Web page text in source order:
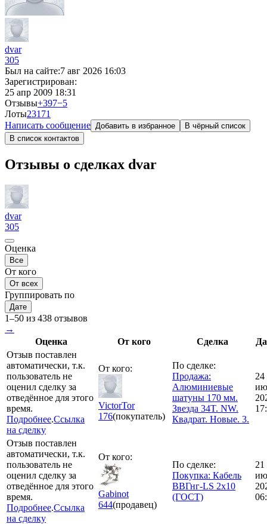
dvar
305
Был на сайте:7 авг 2026 16:03
Зарегистрирован:
25 апр 2009 18:31
Отзывы+397−5
Лоты23171
Написать сообщение Добавить в избранное
В чёрный список
В список контактов
Отзывы о сделках dvar
dvar
305
Оценка
Все
От кого
От всех
Группировать по
Дате
1–50 из 438 отзывов
→
Оценка
От кого Сделка
Отзыв поставлен
автоматически, т.к.
пользователь не
оценил сделку за
отведённое для этого
время.
Подробнее.Ссылка
на сделку
От кого:
VictorTor
176(покупатель)
По сделке:
Продажа:
Алюминиевые
шатуны 170 мм.
Звезда 34T. NW.
Квадрат. Новые. 3.
24
Отзыв поставлен
автоматически, т.к.
пользователь не
оценил сделку за
отведённое для этого
время.
Подробнее.Ссылка
на сделку
От кого:
Gabinot
644(продавец)
По сделке:
Покупка: Кабель
ВВГнг-LS 2х10
(ГОСТ)
21